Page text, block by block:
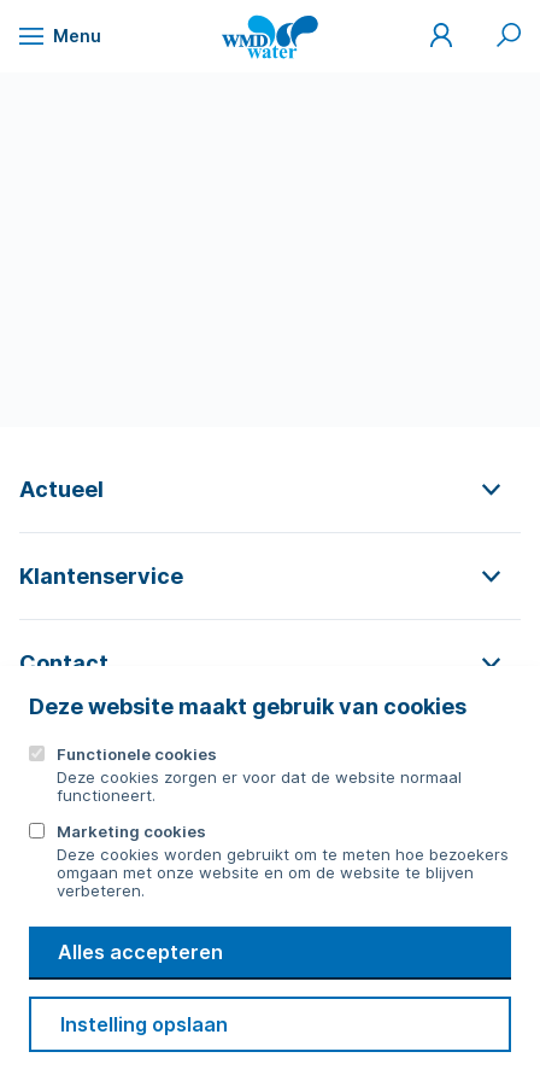
Naar
Deze website maakt gebruik van cookies
Functionele cookies
Deze cookies zorgen er voor dat de website normaal
functioneert.
Marketing cookies
Deze cookies worden gebruikt om te meten hoe bezoekers
omgaan met onze website en om de website te blijven
verbeteren.
Alles accepteren
Instelling opslaan
Menu
WMD
Drinkwater
Mijn
WMD
Zoek
Actueel
Klantenservice
Contact
Contact
Bericht sturen
WMD
Drinkwater
Cookie voorkeuren
Privacy Disclaimer